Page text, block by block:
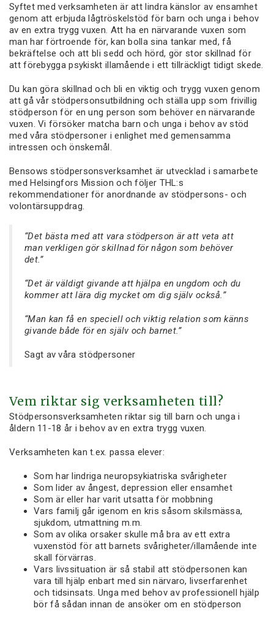
Syftet med verksamheten är att lindra känslor av ensamhet
genom att erbjuda lågtröskelstöd för barn och unga i behov
av en extra trygg vuxen. Att ha en närvarande vuxen som
man har förtroende för, kan bolla sina tankar med, få
bekräftelse och att bli sedd och hörd, gör stor skillnad för
att förebygga psykiskt illamående i ett tillräckligt tidigt skede.
Du kan göra skillnad och bli en viktig och trygg vuxen genom
att gå vår stödpersonsutbildning och ställa upp som frivillig
stödperson för en ung person som behöver en närvarande
vuxen. Vi försöker matcha barn och unga i behov av stöd
med våra stödpersoner i enlighet med gemensamma
intressen och önskemål.
Bensows stödpersonsverksamhet är utvecklad i samarbete
med Helsingfors Mission och följer THL:s
rekommendationer för anordnande av stödpersons- och
volontärsuppdrag.
“Det bästa med att vara stödperson är att veta att
man verkligen gör skillnad för någon som behöver
det.”
“Det är väldigt givande att hjälpa en ungdom och du
kommer att lära dig mycket om dig själv också.”
“Man kan få en speciell och viktig relation som känns
givande både för en själv och barnet.”
Sagt av våra stödpersoner
Vem riktar sig verksamheten till?
Stödpersonsverksamheten riktar sig till barn och unga i
åldern 11-18 år i behov av en extra trygg vuxen.
Verksamheten kan t.ex. passa elever:
Som har lindriga neuropsykiatriska svårigheter
Som lider av ångest, depression eller ensamhet
Som är eller har varit utsatta för mobbning
Vars familj går igenom en kris såsom skilsmässa,
sjukdom, utmattning m.m.
Som av olika orsaker skulle må bra av ett extra
vuxenstöd för att barnets svårigheter/illamående inte
skall förvärras.
Vars livssituation är så stabil att stödpersonen kan
vara till hjälp enbart med sin närvaro, livserfarenhet
och tidsinsats. Unga med behov av professionell hjälp
bör få sådan innan de ansöker om en stödperson